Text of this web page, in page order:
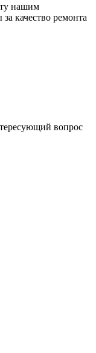
нашим
качество ремонта
вопрос